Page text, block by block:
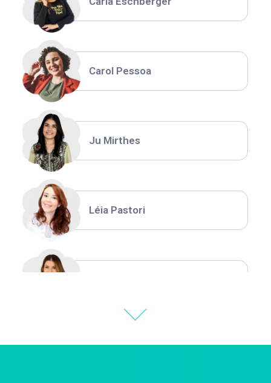
Carol Pessoa
Ju Mirthes
Léia Pastori